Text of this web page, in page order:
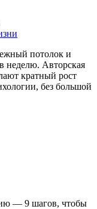
потолок и
неделю. Авторская
кратный рост
без большой
— 9 шагов, чтобы